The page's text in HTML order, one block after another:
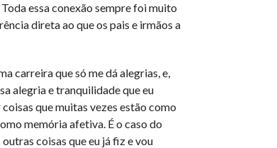
essa conexão sempre foi muito
direta ao que os pais e irmãos a
carreira que só me dá alegrias, e,
alegria e tranquilidade que eu
que muitas vezes estão como
memória afetiva. É o caso do
coisas que eu já fiz e vou